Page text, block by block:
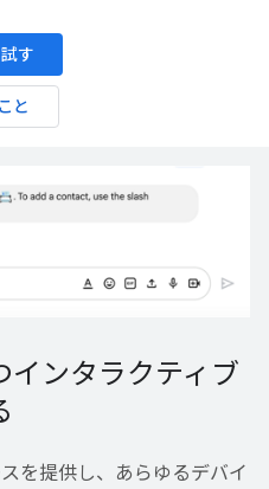
す
と
インタラクティブ
を提供し、あらゆるデバイ